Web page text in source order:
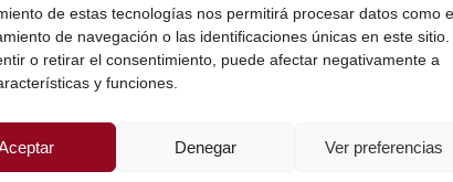
de estas tecnologías nos permitirá procesar datos como
de navegación o las identificaciones únicas en este sitio.
o retirar el consentimiento, puede afectar negativamente a
y funciones.
Denegar Ver preferencias
de personas; innovar; poner foco;